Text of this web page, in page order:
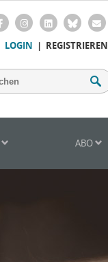
LOGIN | REGISTRIEREN
ABO